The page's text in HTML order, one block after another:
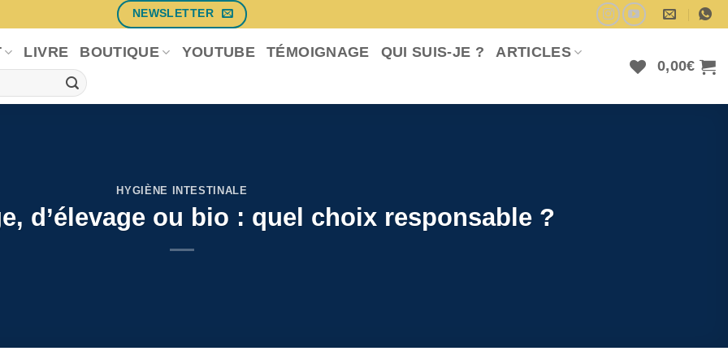
NEWSLETTER
LIVRE BOUTIQUE YOUTUBE TÉMOIGNAGE QUI SUIS-JE ? ARTICLES
0,00€
HYGIÈNE INTESTINALE
d’élevage ou bio : quel choix responsable ?